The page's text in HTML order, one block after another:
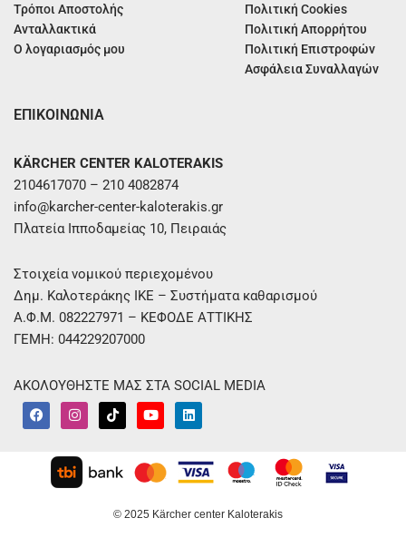
Τρόποι Αποστολής
Ανταλλακτικά
Ο λογαριασμός μου
Πολιτική Cookies
Πολιτική Απορρήτου
Πολιτική Επιστροφών
Ασφάλεια Συναλλαγών
ΕΠΙΚΟΙΝΩΝΙΑ
KÄRCHER CENTER KALOTERAKIS
2104617070 – 210 4082874
info@karcher-center-kaloterakis.gr
Πλατεία Ιπποδαμείας 10, Πειραιάς
Στοιχεία νομικού περιεχομένου
Δημ. Καλοτεράκης ΙΚΕ – Συστήματα καθαρισμού
Α.Φ.Μ. 082227971 – ΚΕΦΟΔΕ ΑΤΤΙΚΗΣ
ΓΕΜΗ: 044229207000
ΑΚΟΛΟΥΘΗΣΤΕ ΜΑΣ ΣΤΑ SOCIAL MEDIA
F
a
c
I
n
s
a
g
r
T
i
k
k
Y
o
u
u
b
L
i
n
e
d
i
© 2025 Kärcher center Kaloterakis